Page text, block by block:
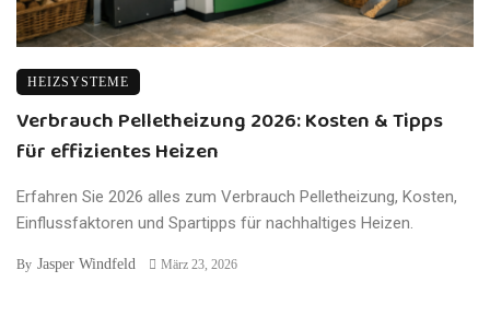
HEIZSYSTEME
Verbrauch Pelletheizung 2026: Kosten & Tipps
für effizientes Heizen
Erfahren Sie 2026 alles zum Verbrauch Pelletheizung, Kosten,
Einflussfaktoren und Spartipps für nachhaltiges Heizen.
By Jasper Windfeld März 23, 2026